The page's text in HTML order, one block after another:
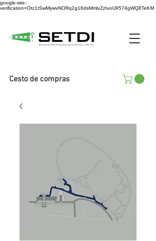
google-site-
verification=Otz1tSwMywvNORq2g16dsMmlvZzIvoU9574gWQ8TeKM
Cesto de compras